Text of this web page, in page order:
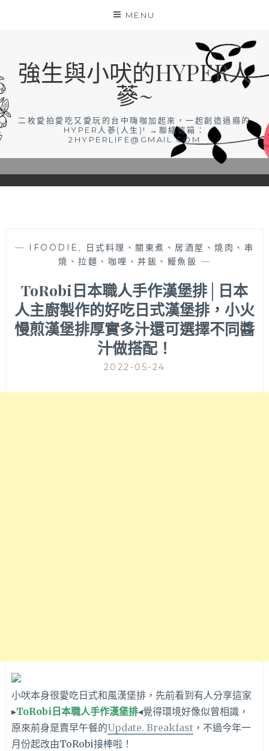
MENU
強生與小吠的HYPER人
蔘~
二枚愛拍愛吃又愛玩的台中嗨咖加起來，一起創造過癮的
HYPER人蔘(人生)! →聯絡信箱：
2HYPERLIFE@GMAIL.COM
— IFOODIE ,
日式料理、關東煮、居酒屋、燒肉、串
燒、拉麵、咖哩、丼飯、鰻魚飯 —
ToRobi日本職人手作漢堡排│日本
人主廚製作的好吃日式漢堡排，小火
慢煎漢堡排厚實多汁還可選擇不同醬
汁做搭配！
2022-05-24
小吠本身很愛吃日式和風漢堡排，先前看到有人分享這家
▸ToRobi日本職人手作漢堡排◂覺得環境好像似曾相識，
原來前身是賣早午餐的Update. Breakfast，不過今年一
月份起改由ToRobi接棒啦！